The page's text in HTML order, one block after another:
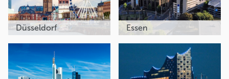
Düsseldorf Essen